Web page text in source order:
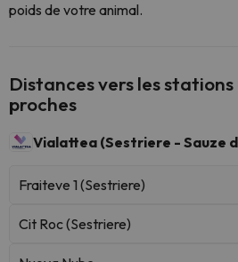
poids de votre animal.
Distances vers les stations
proches
Vialattea (Sestriere - Sauze
Fraiteve 1 (Sestriere)
Cit Roc (Sestriere)